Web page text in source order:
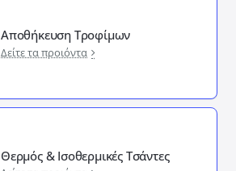
Αποθήκευση Τροφίμων
Δείτε τα προιόντα
Θερμός & Ισοθερμικές Τσάντες